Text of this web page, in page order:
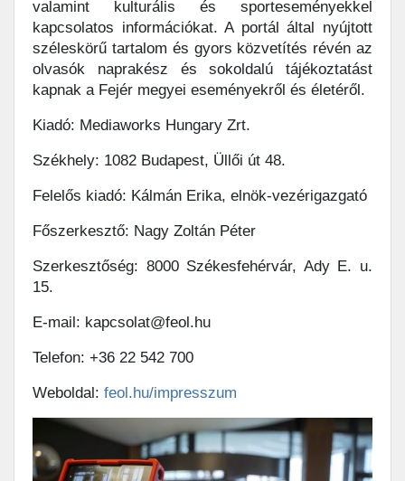
valamint kulturális és sporteseményekkel
kapcsolatos információkat. A portál által nyújtott
széleskörű tartalom és gyors közvetítés révén az
olvasók naprakész és sokoldalú tájékoztatást
kapnak a Fejér megyei eseményekről és életéről.
Kiadó: Mediaworks Hungary Zrt.
Székhely: 1082 Budapest, Üllői út 48.
Felelős kiadó: Kálmán Erika, elnök-vezérigazgató
Főszerkesztő: Nagy Zoltán Péter
Szerkesztőség: 8000 Székesfehérvár, Ady E. u.
15.
E-mail: kapcsolat@feol.hu
Telefon: +36 22 542 700
Weboldal: feol.hu/impresszum